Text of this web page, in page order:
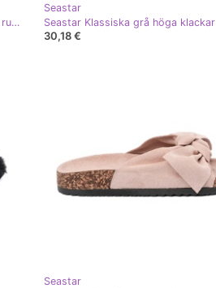
Seastar Klassiska röda pumpar med en rundad näsa
Seastar
Seastar Klassiska grå höga klackar
30,18 €
Seastar